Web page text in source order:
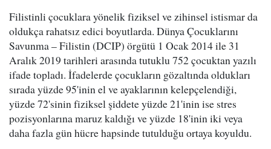
Filistinli çocuklara yönelik fiziksel ve zihinsel istismar da
oldukça rahatsız edici boyutlarda. Dünya Çocuklarını
Savunma – Filistin (DCIP) örgütü 1 Ocak 2014 ile 31
Aralık 2019 tarihleri arasında tutuklu 752 çocuktan yazılı
ifade topladı. İfadelerde çocukların gözaltında oldukları
sırada yüzde 95'inin el ve ayaklarının kelepçelendiği,
yüzde 72'sinin fiziksel şiddete yüzde 21'inin ise stres
pozisyonlarına maruz kaldığı ve yüzde 18'inin iki veya
daha fazla gün hücre hapsinde tutulduğu ortaya koyuldu.